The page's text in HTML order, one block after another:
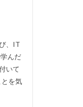
、IT
んだ
いて
を気